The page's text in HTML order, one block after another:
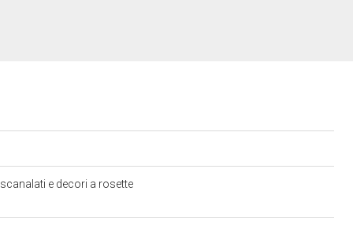
e decori a rosette